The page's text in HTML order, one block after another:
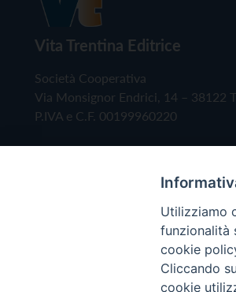
Vita Trentina Editrice
Società Cooperativa
Via Monsignor Endrici, 14 – 38122
P.IVA e C.F. 00199960220
Copyright © 2019 - Tutti i
Utilizziamo
funzionalità
cookie
Cliccando
cookie